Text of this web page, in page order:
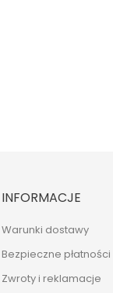
INFORMACJE
Warunki dostawy
Bezpieczne płatności
Zwroty i reklamacje